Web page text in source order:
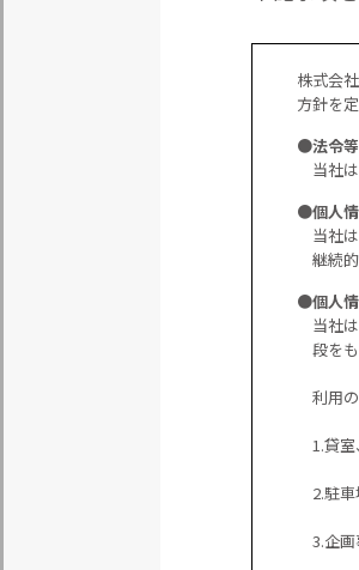
株式会
方針を
●法令
当社
●個人
当社
継続
●個人
当社
段を
利用
1.貸
2.駐
3.企